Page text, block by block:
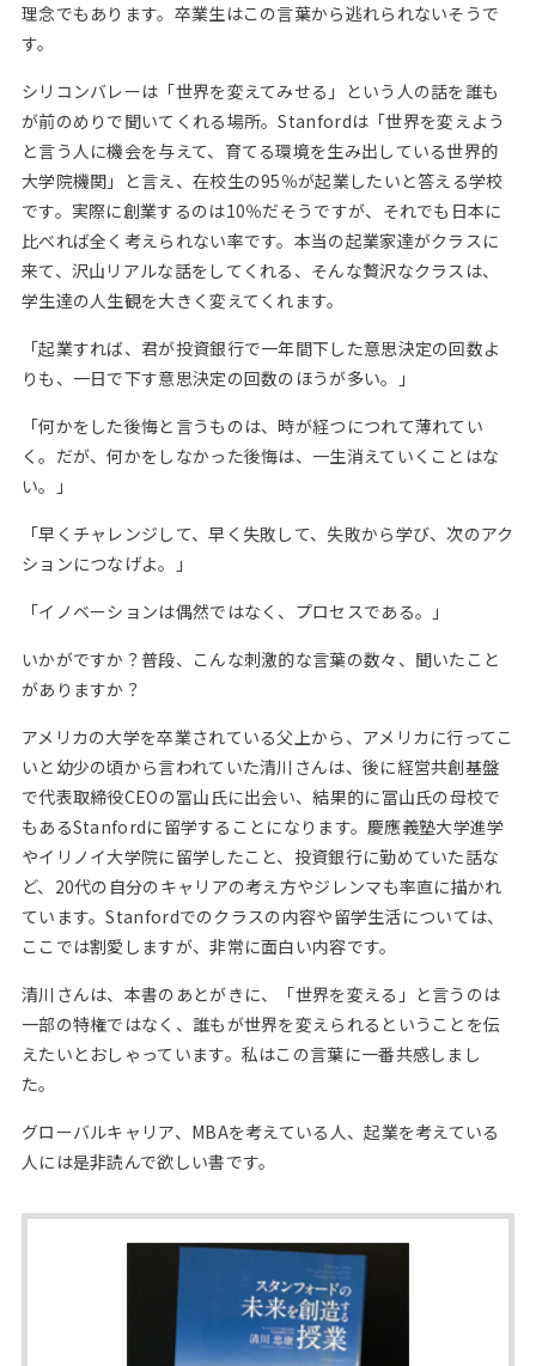
理念でもあります。卒業生はこの言葉から逃れられないそうで
す。
シリコンバレーは「世界を変えてみせる」という人の話を誰も
が前のめりで聞いてくれる場所。Stanfordは「世界を変えよう
と言う人に機会を与えて、育てる環境を生み出している世界的
大学院機関」と言え、在校生の95％が起業したいと答える学校
です。実際に創業するのは10％だそうですが、それでも日本に
比べれば全く考えられない率です。本当の起業家達がクラスに
来て、沢山リアルな話をしてくれる、そんな贅沢なクラスは、
学生達の人生観を大きく変えてくれます。
「起業すれば、君が投資銀行で一年間下した意思決定の回数よ
りも、一日で下す意思決定の回数のほうが多い。」
「何かをした後悔と言うものは、時が経つにつれて薄れてい
く。だが、何かをしなかった後悔は、一生消えていくことはな
い。」
「早くチャレンジして、早く失敗して、失敗から学び、次のアク
ションにつなげよ。」
「イノベーションは偶然ではなく、プロセスである。」
いかがですか？普段、こんな刺激的な言葉の数々、聞いたこと
がありますか？
アメリカの大学を卒業されている父上から、アメリカに行ってこ
いと幼少の頃から言われていた清川さんは、後に経営共創基盤
で代表取締役CEOの冨山氏に出会い、結果的に冨山氏の母校で
もあるStanfordに留学することになります。慶應義塾大学進学
やイリノイ大学院に留学したこと、投資銀行に勤めていた話な
ど、20代の自分のキャリアの考え方やジレンマも率直に描かれ
ています。Stanfordでのクラスの内容や留学生活については、
ここでは割愛しますが、非常に面白い内容です。
清川さんは、本書のあとがきに、「世界を変える」と言うのは
一部の特権ではなく、誰もが世界を変えられるということを伝
えたいとおしゃっています。私はこの言葉に一番共感しまし
た。
グローバルキャリア、MBAを考えている人、起業を考えている
人には是非読んで欲しい書です。